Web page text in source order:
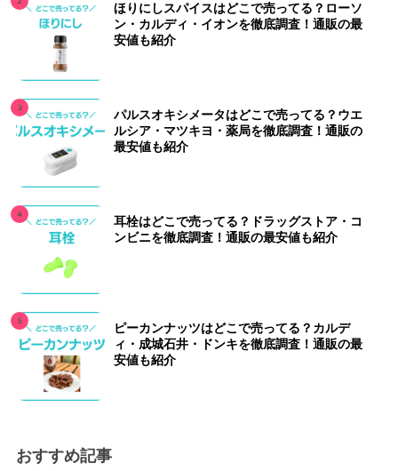
ほりにしスパイスはどこで売ってる？ローソ
ン・カルディ・イオンを徹底調査！通販の最
安値も紹介
パルスオキシメータはどこで売ってる？ウエ
ルシア・マツキヨ・薬局を徹底調査！通販の
最安値も紹介
耳栓はどこで売ってる？ドラッグストア・コ
ンビニを徹底調査！通販の最安値も紹介
ピーカンナッツはどこで売ってる？カルデ
ィ・成城石井・ドンキを徹底調査！通販の最
安値も紹介
おすすめ記事